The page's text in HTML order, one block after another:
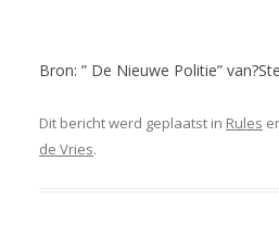
Bron: ” De Nieuwe Politie”
Dit bericht werd geplaatst in Rules
de Vries.